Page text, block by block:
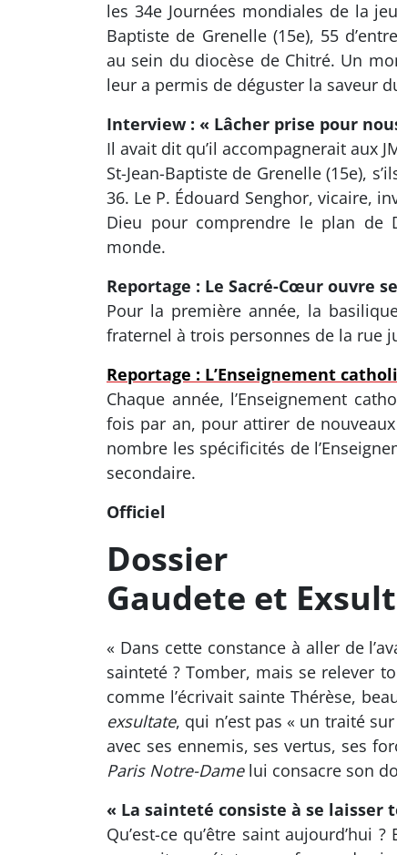
les 34e Journées mondiales de la
Baptiste de Grenelle (15e), 55
au sein du diocèse de Chitré. Un
leur a permis de déguster la saveur
Interview : « Lâcher prise pour
Il avait dit qu’il accompagnerait aux
St-Jean-Baptiste de Grenelle (15e),
36. Le P. Édouard Senghor, vicaire,
Dieu pour comprendre le plan
monde.
Reportage : Le Sacré-Cœur ouvre
Pour la première année, la
fraternel à trois personnes de la rue
Reportage : L’Enseignement
Chaque année, l’Enseignement
fois par an, pour attirer de
nombre les spécificités de
secondaire.
Officiel
Dossier
Gaudete et
« Dans cette constance à aller de
sainteté ? Tomber, mais se relever
comme l’écrivait sainte Thérèse,
exsultate, qui n’est pas « un traité
avec ses ennemis, ses vertus, ses
Paris Notre-Damelui consacre son
« La sainteté consiste à se
Qu’est-ce qu’être saint